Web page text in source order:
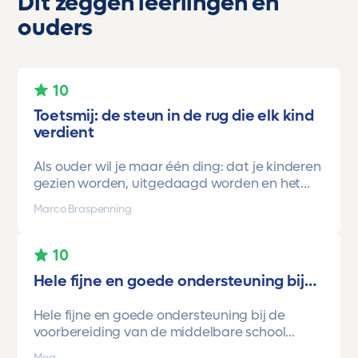
ouders
10
Toetsmij: de steun in de rug die elk kind
verdient
Als ouder wil je maar één ding: dat je kinderen
gezien worden, uitgedaagd worden en het
vertrouwen krijgen dat ze méér kunnen dan ze
zelf soms denken. Voor ons is Toetsmij daarin
Onze oudste dochter begon ooit op mavo-
kader. Een lieve, slimme meid, maar soms
toetsen van Toetsmij.....helder, betrouwbaar,
precies op niveau en altijd met ruimte om te
groeien kreeg ze stap voor stap het
Marco Braspenning
10
Hele fijne en goede ondersteuning bij…
Hele fijne en goede ondersteuning bij de
voorbereiding van de middelbare school